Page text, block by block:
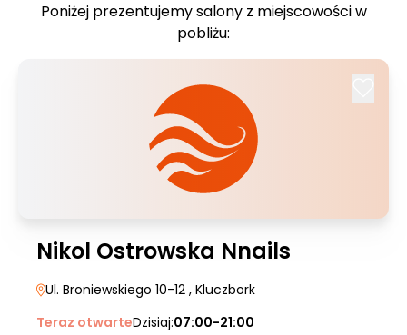
Poniżej prezentujemy salony z miejscowości w
pobliżu:
Nikol Ostrowska Nnails
Ul. Broniewskiego 10-12 , Kluczbork
Teraz otwarteDzisiaj:07:00-21:00